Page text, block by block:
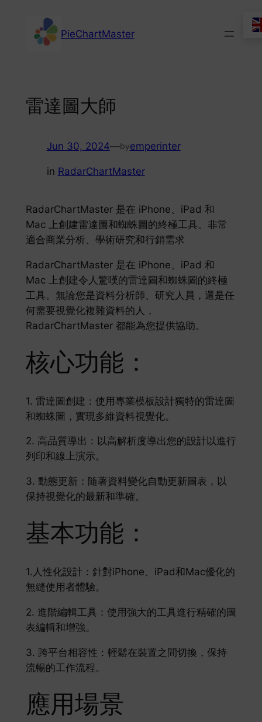
content
PieChartMaster
雷達圖大師
Jun 30, 2024—byemperinter
in RadarChartMaster
RadarChartMaster 是在 iPhone、iPad 和
Mac 上創建雷達圖和蜘蛛圖的終極工具。非常
適合商業分析、學術研究和行銷需求
RadarChartMaster 是在 iPhone、iPad 和
Mac 上創建令人驚嘆的雷達圖和蜘蛛圖的終極
工具。無論您是資料分析師、研究人員，還是任
何需要視覺化複雜資料的人，
RadarChartMaster 都能為您提供協助。
核心功能：
1. 雷達圖創建：使用專業模板設計獨特的雷達圖
和蜘蛛圖，實現多維資料視覺化。
2. 高品質導出：以高解析度導出您的設計以進行
列印和線上演示。
3. 動態更新：隨著資料變化自動更新圖表，以
保持視覺化的最新和準確。
基本功能：
1.人性化設計：針對iPhone、iPad和Mac優化的
無縫使用者體驗。
2. 進階編輯工具：使用強大的工具進行精確的圖
表編輯和增強。
3. 跨平台相容性：輕鬆在裝置之間切換，保持
流暢的工作流程。
應用場景